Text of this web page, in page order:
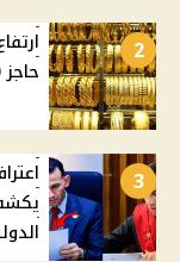
2
حاجز 6000 جنيه وسط مكاسب عالمية للمعدن
3